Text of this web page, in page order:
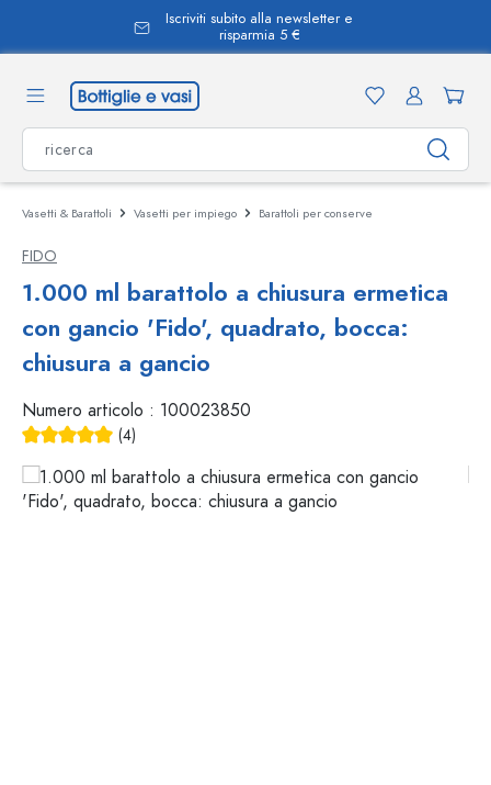
Iscriviti subito alla newsletter e
risparmia 5 €
Vasetti & Barattoli Vasetti per impiego Barattoli per conserve
FIDO
1.000 ml barattolo a chiusura ermetica
con gancio 'Fido', quadrato, bocca:
chiusura a gancio
Numero articolo : 100023850
(4)